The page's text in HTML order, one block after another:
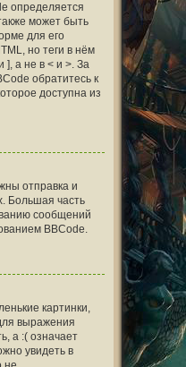
определяется
может быть
для его
но теги в нём
], а не в < и >. За
обратитесь к
доступна из
отправка и
Большая часть
сообщений
BBCode.
картинки,
выражения
а :( означает
увидеть в